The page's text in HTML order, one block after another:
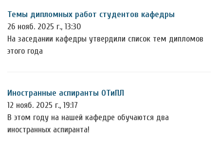
Темы дипломных работ студентов кафедры
26 нояб. 2025 г., 13:30
На заседании кафедры утвердили список тем дипломов
этого года
Иностранные аспиранты ОТиПЛ
12 нояб. 2025 г., 19:17
В этом году на нашей кафедре обучаются два
иностранных аспиранта!